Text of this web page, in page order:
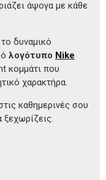
άψογα με κάθε
δυναμικό
λογότυπο Nike
κομμάτι που
χαρακτήρα.
καθημερινές σου